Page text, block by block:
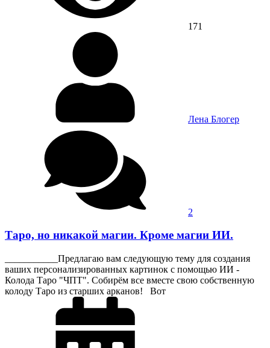
171
Лена Блогер
2
Таро, но никакой магии. Кроме магии ИИ.
___________Предлагаю вам следующую тему для создания
ваших персонализированных картинок с помощью ИИ -
Колода Таро "ЧПТ". Собирём все вместе свою собственную
колоду Таро из старших арканов! Вот